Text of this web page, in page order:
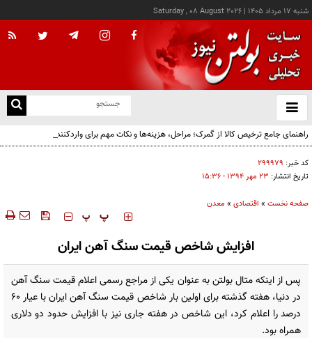
شنبه ۱۷ مرداد ۱۴۰۵ |
Saturday , 08 August 2026
باز
و
راهنمای جامع ترخیص کالا از گمرک؛ مراحل، هزینه‌ها و نکات مهم برای واردکنندگان
کد خبر: ۲۹۹۹۷۹
تاریخ انتشار: ۲۳ مهر ۱۳۹۴ - ۱۵:۳۶
صفحه نخست » اقتصادی » معدن
‍‍‍ پ پ
افزایش شاخص قیمت سنگ آهن ایران
پس از اینکه متال بولتن به عنوان یکی از مراجع رسمی اعلام قیمت سنگ آهن
در دنیا، هفته گذشته برای اولین بار شاخص قیمت سنگ آهن ایران با عیار 60
درصد را اعلام کرد، این شاخص در هفته جاری نیز با افزایش حدود دو دلاری
همراه بود.